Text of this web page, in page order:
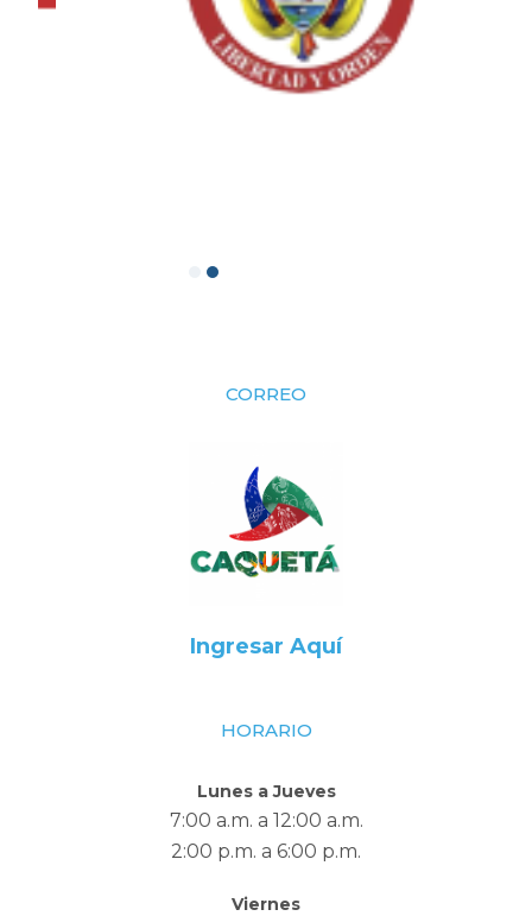
CORREO
Ingresar Aquí
HORARIO
Lunes a Jueves
7:00 a.m. a 12:00 a.m.
2:00 p.m. a 6:00 p.m.
Viernes